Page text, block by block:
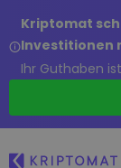
Kriptomat
Investitionen
Ihr Guthaben